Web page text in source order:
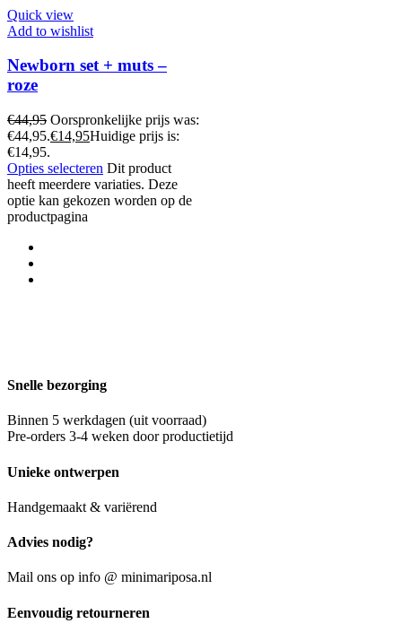
Quick view
Add to wishlist
Newborn set + muts –
roze
€44,95 Oorspronkelijke prijs was:
€44,95.€14,95Huidige prijs is:
€14,95.
Opties selecteren Dit product
heeft meerdere variaties. Deze
optie kan gekozen worden op de
productpagina
Snelle bezorging
Binnen 5 werkdagen (uit voorraad)
Pre-orders 3-4 weken door productietijd
Unieke ontwerpen
Handgemaakt & variërend
Advies nodig?
Mail ons op info @ minimariposa.nl
Eenvoudig retourneren